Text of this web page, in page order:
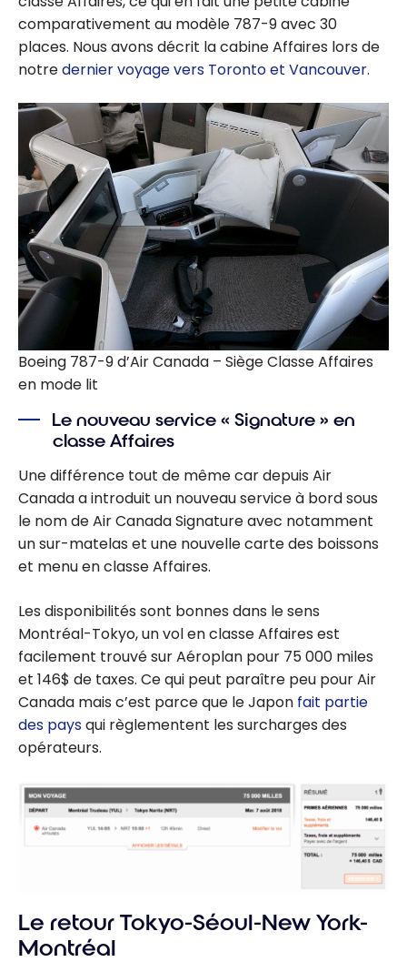
comparativement au modèle 787-9 avec 30
places. Nous avons décrit la cabine Affaires lors de
notredernier voyage vers Toronto et Vancouver.
Boeing 787-9 d’Air Canada – Siège Classe Affaires
en mode lit
Le nouveau service « Signature » en
classe Affaires
Une différence tout de même car depuis Air
Canada a introduit un nouveau service à bord sous
le nom de Air Canada Signature avec notamment
un sur-matelas et une nouvelle carte des boissons
et menu en classe Affaires.
Les disponibilités sont bonnes dans le sens
Montréal-Tokyo, un vol en classe Affaires est
facilement trouvé sur Aéroplan pour 75 000 miles
et 146$ de taxes. Ce qui peut paraître peu pour Air
Canada mais c’est parce que le Japon fait partie
des paysqui règlementent les surcharges des
opérateurs.
Le retour Tokyo-Séoul-New York-
Montréal